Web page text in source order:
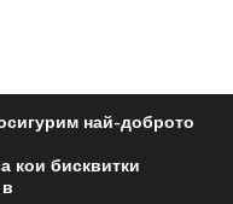
най-доброто
кои бисквитки